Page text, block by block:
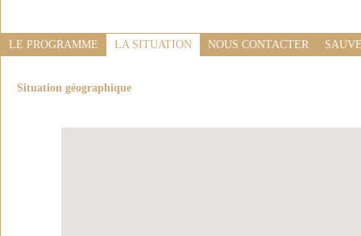
LE PROGRAMME LA SITUATION NOUS CONTACTER
Situation géographique